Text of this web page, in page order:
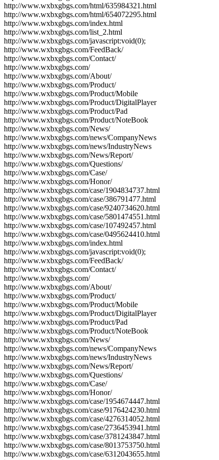
http://www.wxbxgbgs.com/html/635984321.html
http://www.wxbxgbgs.com/html/654072295.html
http://www.wxbxgbgs.com/index.html
http://www.wxbxgbgs.com/list_2.html
http://www.wxbxgbgs.com/javascript:void(0);
http://www.wxbxgbgs.com/FeedBack/
http://www.wxbxgbgs.com/Contact/
http://www.wxbxgbgs.com/
http://www.wxbxgbgs.com/About/
http://www.wxbxgbgs.com/Product/
http://www.wxbxgbgs.com/Product/Mobile
http://www.wxbxgbgs.com/Product/DigitalPlayer
http://www.wxbxgbgs.com/Product/Pad
http://www.wxbxgbgs.com/Product/NoteBook
http://www.wxbxgbgs.com/News/
http://www.wxbxgbgs.com/news/CompanyNews
http://www.wxbxgbgs.com/news/IndustryNews
http://www.wxbxgbgs.com/News/Report/
http://www.wxbxgbgs.com/Questions/
http://www.wxbxgbgs.com/Case/
http://www.wxbxgbgs.com/Honor/
http://www.wxbxgbgs.com/case/1904834737.html
http://www.wxbxgbgs.com/case/386791477.html
http://www.wxbxgbgs.com/case/9240734620.html
http://www.wxbxgbgs.com/case/5801474551.html
http://www.wxbxgbgs.com/case/107492457.html
http://www.wxbxgbgs.com/case/0495624410.html
http://www.wxbxgbgs.com/index.html
http://www.wxbxgbgs.com/javascript:void(0);
http://www.wxbxgbgs.com/FeedBack/
http://www.wxbxgbgs.com/Contact/
http://www.wxbxgbgs.com/
http://www.wxbxgbgs.com/About/
http://www.wxbxgbgs.com/Product/
http://www.wxbxgbgs.com/Product/Mobile
http://www.wxbxgbgs.com/Product/DigitalPlayer
http://www.wxbxgbgs.com/Product/Pad
http://www.wxbxgbgs.com/Product/NoteBook
http://www.wxbxgbgs.com/News/
http://www.wxbxgbgs.com/news/CompanyNews
http://www.wxbxgbgs.com/news/IndustryNews
http://www.wxbxgbgs.com/News/Report/
http://www.wxbxgbgs.com/Questions/
http://www.wxbxgbgs.com/Case/
http://www.wxbxgbgs.com/Honor/
http://www.wxbxgbgs.com/case/1954674447.html
http://www.wxbxgbgs.com/case/9176424230.html
http://www.wxbxgbgs.com/case/4276314052.html
http://www.wxbxgbgs.com/case/2736453941.html
http://www.wxbxgbgs.com/case/3781243847.html
http://www.wxbxgbgs.com/case/8013753750.html
http://www.wxbxgbgs.com/case/6312043655.html